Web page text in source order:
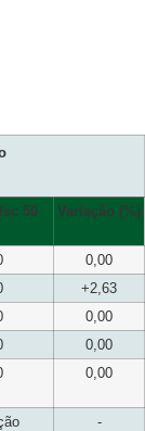
sc 50
Variação (%)
0,00
+2,63
0,00
0,00
0,00
-